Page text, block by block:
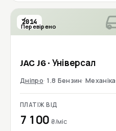
2014
Перевірено
JACJ6· Універсал
Дніпро 1.8 Бензин Механіка
ПЛАТІЖ ВІД
7 100₴/міс